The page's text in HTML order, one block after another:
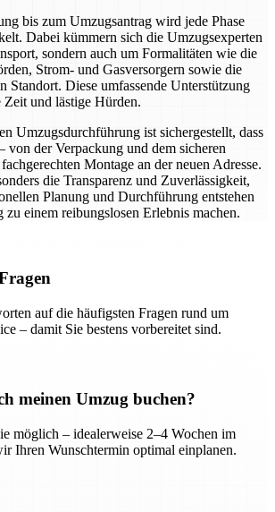
bis zum Umzugsantrag wird jede Phase
Dabei kümmern sich die Umzugsexperten
sondern auch um Formalitäten wie die
Strom- und Gasversorgern sowie die
Standort. Diese umfassende Unterstützung
und lästige Hürden.
Umzugsdurchführung ist sichergestellt, dass
von der Verpackung und dem sicheren
Montage an der neuen Adresse.
die Transparenz und Zuverlässigkeit,
Planung und Durchführung entstehen
einem reibungslosen Erlebnis machen.
auf die häufigsten Fragen rund um
– damit Sie bestens vorbereitet sind.
meinen Umzug buchen?
möglich – idealerweise 2–4 Wochen im
Ihren Wunschtermin optimal einplanen.